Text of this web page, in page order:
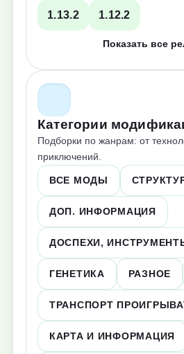
1.13.2 1.12.2
Показать все
Категории
Подборки по жанрам: от
приключений.
ВСЕ МОДЫ
ДОП. ИНФОРМАЦИЯ
ДОСПЕХИ,
ГЕНЕТИКА РАЗНОЕ
ТРАНСПОРТ
КАРТА И ИНФОРМАЦИЯ